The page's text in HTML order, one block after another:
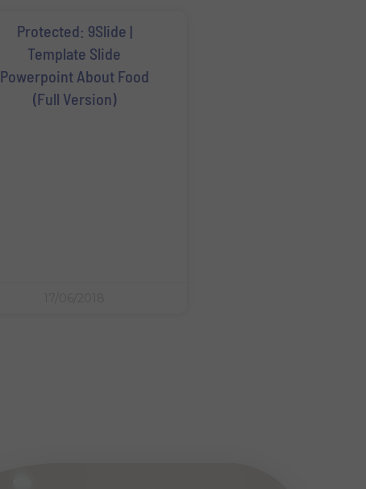
Protected: 9Slide |
Template Slide
Powerpoint About Food
(Full Version)